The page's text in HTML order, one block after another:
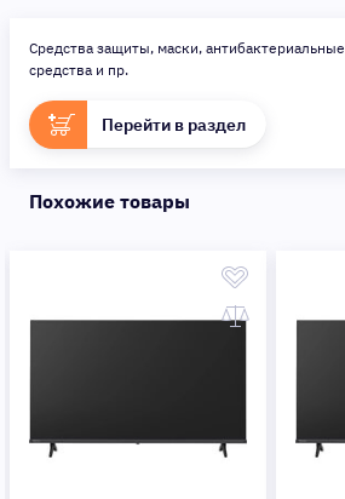
Средства защиты, маски, антибактериальные
средства и пр.
Перейти в раздел
Похожие товары